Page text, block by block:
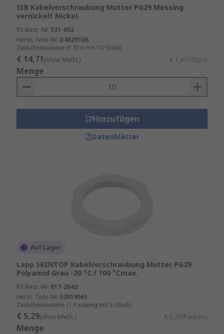
SIB Kabelverschraubung Mutter PG29 Messing
vernickelt Nickel
RS Best.-Nr. 531-052
Herst. Teile-Nr. D4029106
Zwischensumme (1 Box mit 10 Stück)
€ 14,71(ohne MwSt.) € 1,471/Stück
Menge
Hinzufügen
Datenblätter
Auf Lager
Lapp SKINTOP Kabelverschraubung Mutter PG29
Polyamid Grau -20 °C / 100 °Cmax.
RS Best.-Nr. 817-2642
Herst. Teile-Nr. 53019061
Zwischensumme (1 Packung mit 5 Stück)
€ 5,29(ohne MwSt.) € 5,29/Packung
Menge